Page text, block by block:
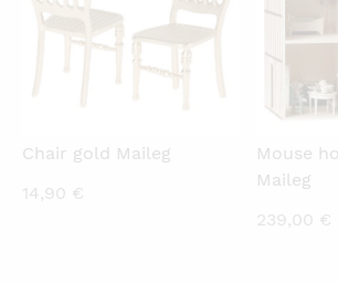
Chair gold Maileg
14,90 €
Mouse
Maileg
239,00 €